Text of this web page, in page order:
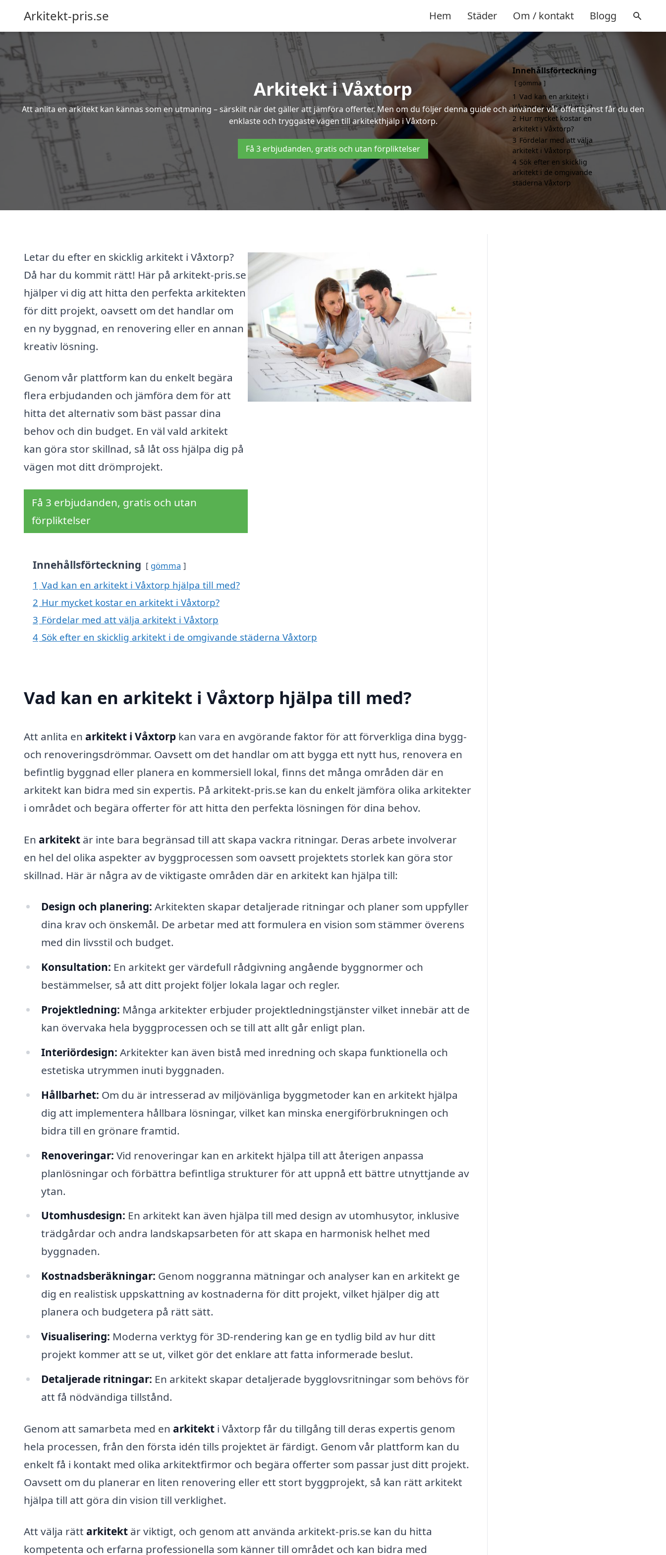
Arkitekt-pris.se Hem Städer Om / kontakt Blogg
Arkitekt i Våxtorp
Att anlita en arkitekt kan kännas som en utmaning – särskilt när det gäller att jämföra offerter. Men om du följer denna guide och använder vår offerttjänst får du den
enklaste och tryggaste vägen till arkitekthjälp i Våxtorp.
Få 3 erbjudanden, gratis och utan förpliktelser
Letar du efter en skicklig arkitekt i Våxtorp?
Då har du kommit rätt! Här på arkitekt-pris.se
hjälper vi dig att hitta den perfekta arkitekten
för ditt projekt, oavsett om det handlar om
en ny byggnad, en renovering eller en annan
kreativ lösning.
Genom vår plattform kan du enkelt begära
flera erbjudanden och jämföra dem för att
hitta det alternativ som bäst passar dina
behov och din budget. En väl vald arkitekt
kan göra stor skillnad, så låt oss hjälpa dig på
vägen mot ditt drömprojekt.
Få 3 erbjudanden, gratis och utan
förpliktelser
Innehållsförteckning gömma
1 Vad kan en arkitekt i Våxtorp hjälpa till med?
2 Hur mycket kostar en arkitekt i Våxtorp?
3 Fördelar med att välja arkitekt i Våxtorp
4 Sök efter en skicklig arkitekt i de omgivande städerna Våxtorp
Vad kan en arkitekt i Våxtorp hjälpa till med?
Att anlita en arkitekt i Våxtorp kan vara en avgörande faktor för att förverkliga dina bygg-
och renoveringsdrömmar. Oavsett om det handlar om att bygga ett nytt hus, renovera en
befintlig byggnad eller planera en kommersiell lokal, finns det många områden där en
arkitekt kan bidra med sin expertis. På arkitekt-pris.se kan du enkelt jämföra olika arkitekter
i området och begära offerter för att hitta den perfekta lösningen för dina behov.
En arkitekt är inte bara begränsad till att skapa vackra ritningar. Deras arbete involverar
en hel del olika aspekter av byggprocessen som oavsett projektets storlek kan göra stor
skillnad. Här är några av de viktigaste områden där en arkitekt kan hjälpa till:
Design och planering: Arkitekten skapar detaljerade ritningar och planer som uppfyller
dina krav och önskemål. De arbetar med att formulera en vision som stämmer överens
med din livsstil och budget.
Konsultation: En arkitekt ger värdefull rådgivning angående byggnormer och
bestämmelser, så att ditt projekt följer lokala lagar och regler.
Projektledning: Många arkitekter erbjuder projektledningstjänster vilket innebär att de
kan övervaka hela byggprocessen och se till att allt går enligt plan.
Interiördesign: Arkitekter kan även bistå med inredning och skapa funktionella och
estetiska utrymmen inuti byggnaden.
Hållbarhet: Om du är intresserad av miljövänliga byggmetoder kan en arkitekt hjälpa
dig att implementera hållbara lösningar, vilket kan minska energiförbrukningen och
bidra till en grönare framtid.
Renoveringar: Vid renoveringar kan en arkitekt hjälpa till att återigen anpassa
planlösningar och förbättra befintliga strukturer för att uppnå ett bättre utnyttjande av
ytan.
Utomhusdesign: En arkitekt kan även hjälpa till med design av utomhusytor, inklusive
trädgårdar och andra landskapsarbeten för att skapa en harmonisk helhet med
byggnaden.
Kostnadsberäkningar: Genom noggranna mätningar och analyser kan en arkitekt ge
dig en realistisk uppskattning av kostnaderna för ditt projekt, vilket hjälper dig att
planera och budgetera på rätt sätt.
Visualisering: Moderna verktyg för 3D-rendering kan ge en tydlig bild av hur ditt
projekt kommer att se ut, vilket gör det enklare att fatta informerade beslut.
Detaljerade ritningar: En arkitekt skapar detaljerade bygglovsritningar som behövs för
att få nödvändiga tillstånd.
Genom att samarbeta med en arkitekt i Våxtorp får du tillgång till deras expertis genom
hela processen, från den första idén tills projektet är färdigt. Genom vår plattform kan du
enkelt få i kontakt med olika arkitektfirmor och begära offerter som passar just ditt projekt.
Oavsett om du planerar en liten renovering eller ett stort byggprojekt, så kan rätt arkitekt
hjälpa till att göra din vision till verklighet.
Att välja rätt arkitekt är viktigt, och genom att använda arkitekt-pris.se kan du hitta
kompetenta och erfarna professionella som känner till området och kan bidra med
Innehållsförteckning
gömma
1 Vad kan en arkitekt i
Våxtorp hjälpa till med?
2 Hur mycket kostar en
arkitekt i Våxtorp?
3 Fördelar med att välja
arkitekt i Våxtorp
4 Sök efter en skicklig
arkitekt i de omgivande
städerna Våxtorp